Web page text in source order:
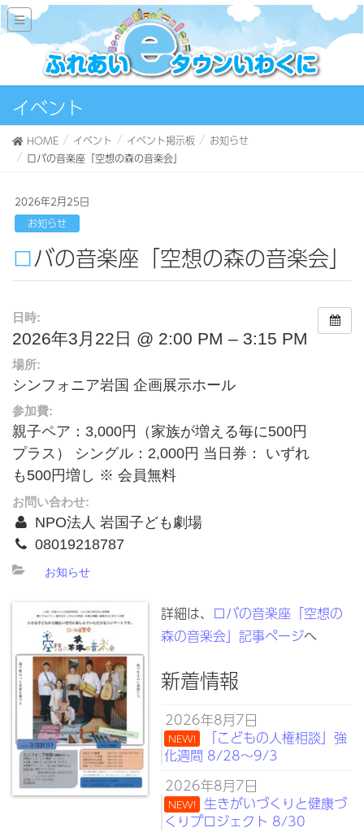
イベント
HOME イベント イベント掲示板
お知らせ
ロバの音楽座「空想の森の音楽会」
2026年2月25日
お知らせ
ロバの音楽座「空想の森の音楽会」
日時:
2026年3月22日 @ 2:00 PM – 3:15 PM
場所:
シンフォニア岩国 企画展示ホール
参加費:
親子ペア：3,000円（家族が増える毎に500円
プラス） シングル：2,000円 当日券： いずれ
も500円増し ※ 会員無料
お問い合わせ:
NPO法人 岩国子ども劇場
08019218787
お知らせ
詳細は、 ロバの音楽座「空想の
森の音楽会」記事ページへ
新着情報
2026年8月7日
NEW!
「こどもの人権相談」強
化週間 8/28～9/3
2026年8月7日
NEW! 生きがいづくりと健康づ
くりプロジェクト 8/30